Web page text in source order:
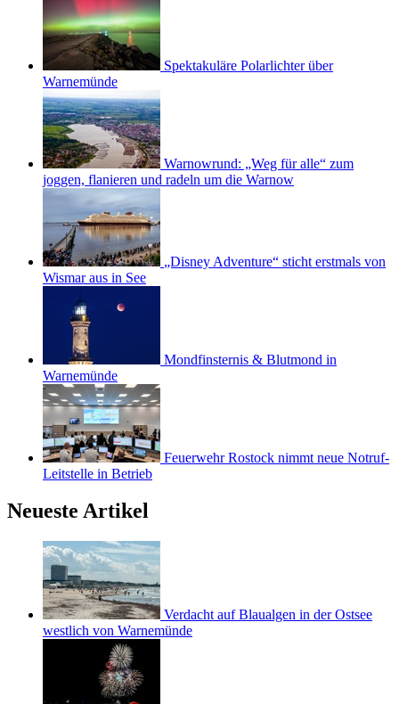
Spektakuläre Polarlichter über
Warnemünde
Warnowrund: „Weg für alle“ zum
joggen, flanieren und radeln um die Warnow
„Disney Adventure“ sticht erstmals von
Wismar aus in See
Mondfinsternis & Blutmond in
Warnemünde
Feuerwehr Rostock nimmt neue Notruf-
Leitstelle in Betrieb
Neueste Artikel
Verdacht auf Blaualgen in der Ostsee
westlich von Warnemünde